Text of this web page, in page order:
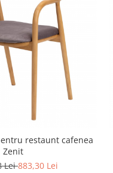
restaunt cafenea
Zenit
Lei883,30 Lei